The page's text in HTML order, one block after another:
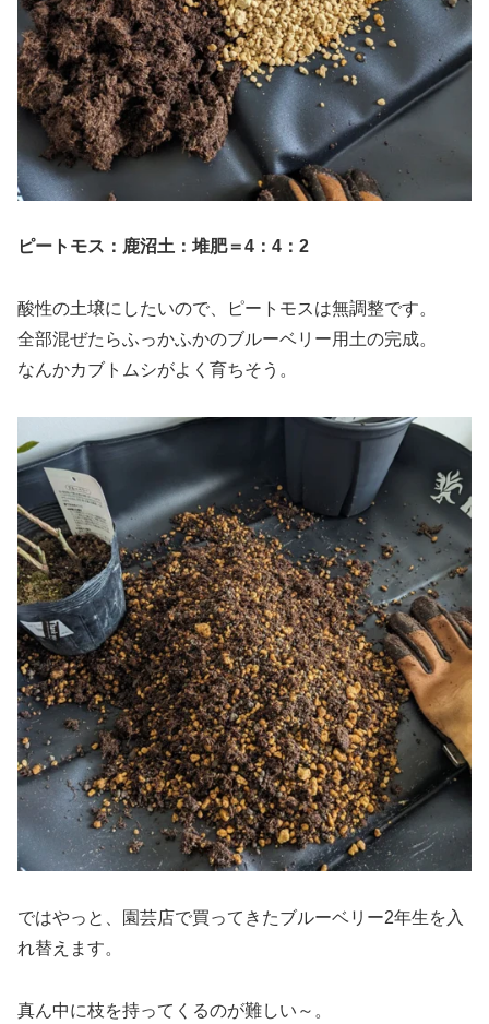
ピートモス：鹿沼土：堆肥＝4：4：2
酸性の土壌にしたいので、ピートモスは無調整です。
全部混ぜたらふっかふかのブルーベリー用土の完成。
なんかカブトムシがよく育ちそう。
ではやっと、園芸店で買ってきたブルーベリー2年生を入
れ替えます。
真ん中に枝を持ってくるのが難しい～。